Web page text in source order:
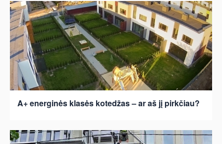
A+ energinės klasės kotedžas – ar aš jį pirkčiau?